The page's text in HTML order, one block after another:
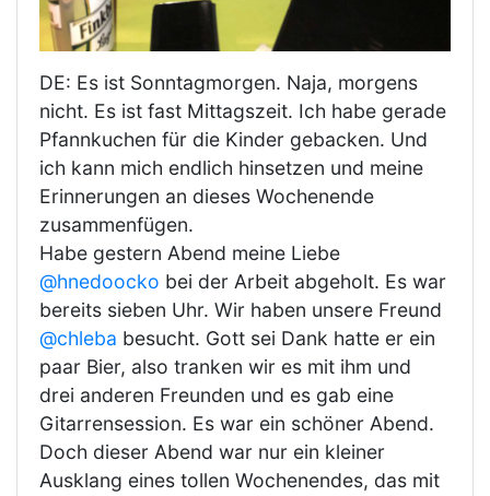
DE: Es ist Sonntagmorgen. Naja, morgens
nicht. Es ist fast Mittagszeit. Ich habe gerade
Pfannkuchen für die Kinder gebacken. Und
ich kann mich endlich hinsetzen und meine
Erinnerungen an dieses Wochenende
zusammenfügen.
Habe gestern Abend meine Liebe
@hnedoocko bei der Arbeit abgeholt. Es war
bereits sieben Uhr. Wir haben unsere Freund
@chleba besucht. Gott sei Dank hatte er ein
paar Bier, also tranken wir es mit ihm und
drei anderen Freunden und es gab eine
Gitarrensession. Es war ein schöner Abend.
Doch dieser Abend war nur ein kleiner
Ausklang eines tollen Wochenendes, das mit